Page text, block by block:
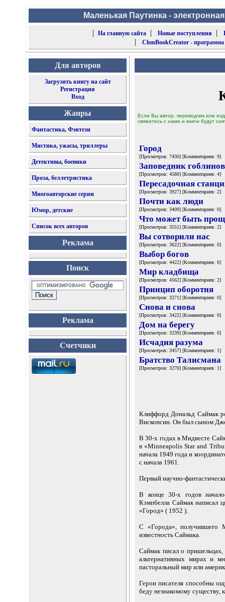
Маленькая Паутинка -
|
На главную сайта| Новые поступления |
| ChmBookCreator -
Для авторов
Загрузить книгу на сайт
Регистрация
Вход
Жанры
Фантастика, Фэнтези
Мистика, ужасы, триллеры
Детективы, боевики
Проза, беллетристика
Многоавторские серии
Юмор, детские
Список всех авторов
Реклама
Поиск
Реклама
Счетчики
Если Вы автор, переводчик или
свяжитесь с нами и книги будут
Город
[Просмотров: 7430] [Комментариев: 9]
Заповедник гоблинов
[Просмотров: 4580] [Комментариев: 4]
Пересадочная
[Просмотров: 3927] [Комментариев: 2]
Почти как люди
[Просмотров: 3409] [Комментариев: 0]
Что может быть
[Просмотров: 3551] [Комментариев: 2]
Вы сотворили нас
[Просмотров: 3622] [Комментариев: 0]
Выбор богов
[Просмотров: 4422] [Комментариев: 6]
Мир кладбища
[Просмотров: 4562] [Комментариев: 2]
Принцип оборотня
[Просмотров: 3271] [Комментариев: 0]
Снова и снова
[Просмотров: 3422] [Комментариев: 0]
Дом на берегу
[Просмотров: 3239] [Комментариев: 0]
Исчадия разума
[Просмотров: 3457] [Комментариев: 1]
Братство Талисмана
[Просмотров: 3270] [Комментариев: 1]
Клиффорд Дональд Саймак
Висконсин. Он был сыном
В 30-х годах в Мидвесте
в «Minneapolis Star and
начала 1949 года и
с начала 1961.
Первый научно-
В конце 30-х годов
Кэмпбелла Саймак написал
«Город» ( 1952 ).
С «Города», получившего
известность Саймака.
Саймак писал о пришельцах,
альтернативных мирах и
пасторальный мир или
Герои писателя способны
беду незнакомому существу,